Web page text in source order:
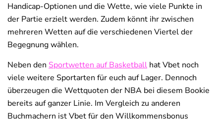
Handicap-Optionen und die Wette, wie viele Punkte in
der Partie erzielt werden. Zudem könnt ihr zwischen
mehreren Wetten auf die verschiedenen Viertel der
Begegnung wählen.
Neben den Sportwetten auf Basketball hat Vbet noch
viele weitere Sportarten für euch auf Lager. Dennoch
überzeugen die Wettquoten der NBA bei diesem Bookie
bereits auf ganzer Linie. Im Vergleich zu anderen
Buchmachern ist Vbet für den Willkommensbonus